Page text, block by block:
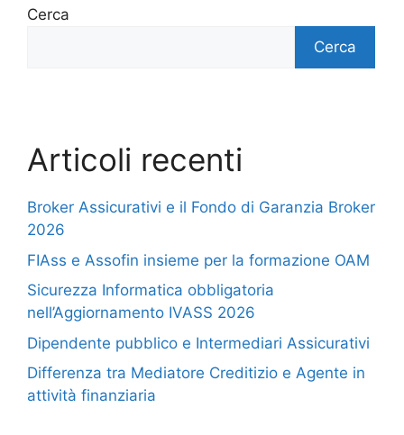
Cerca
Cerca
Articoli recenti
Broker Assicurativi e il Fondo di Garanzia Broker
2026
FIAss e Assofin insieme per la formazione OAM
Sicurezza Informatica obbligatoria
nell’Aggiornamento IVASS 2026
Dipendente pubblico e Intermediari Assicurativi
Differenza tra Mediatore Creditizio e Agente in
attività finanziaria